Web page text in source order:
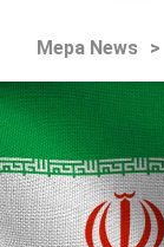
Mepa News >